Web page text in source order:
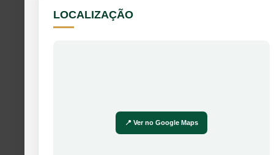
LOCALIZAÇÃO
📍 Ver no Google Maps